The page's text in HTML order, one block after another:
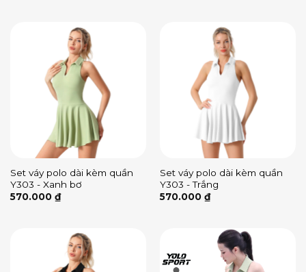
Set váy polo dài kèm quần
Y303 - Xanh bơ
570.000 ₫
Set váy polo dài kèm quần
Y303 - Trắng
570.000 ₫